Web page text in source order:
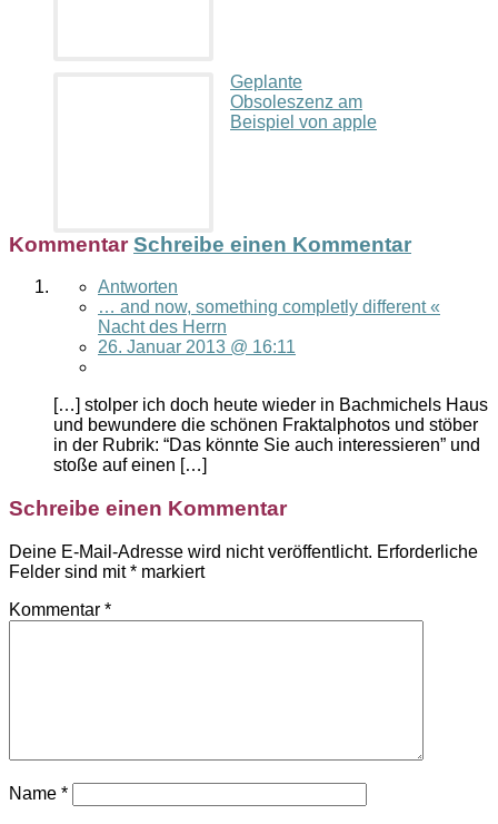
Geplante
Obsoleszenz am
Beispiel von apple
KommentarSchreibe einen Kommentar
Antworten
… and now, something completly different «
Nacht des Herrn
26. Januar 2013 @ 16:11
[…] stolper ich doch heute wieder in Bachmichels Haus
und bewundere die schönen Fraktalphotos und stöber
in der Rubrik: “Das könnte Sie auch interessieren” und
stoße auf einen […]
Schreibe einen Kommentar
Deine E-Mail-Adresse wird nicht veröffentlicht. Erforderliche
Felder sind mit* markiert
Kommentar *
Name *